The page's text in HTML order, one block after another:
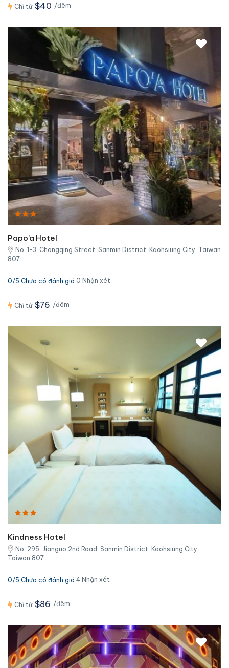
Chỉ từ $40 /đêm
Papo’a Hotel
No. 1-3, Chongqing Street, Sanmin District, Kaohsiung City, Taiwan
807
0/5 Chưa có đánh giá 0 Nhận xét
Chỉ từ $76 /đêm
Kindness Hotel
No. 295, Jianguo 2nd Road, Sanmin District, Kaohsiung City,
Taiwan 807
0/5 Chưa có đánh giá 4 Nhận xét
Chỉ từ $86 /đêm